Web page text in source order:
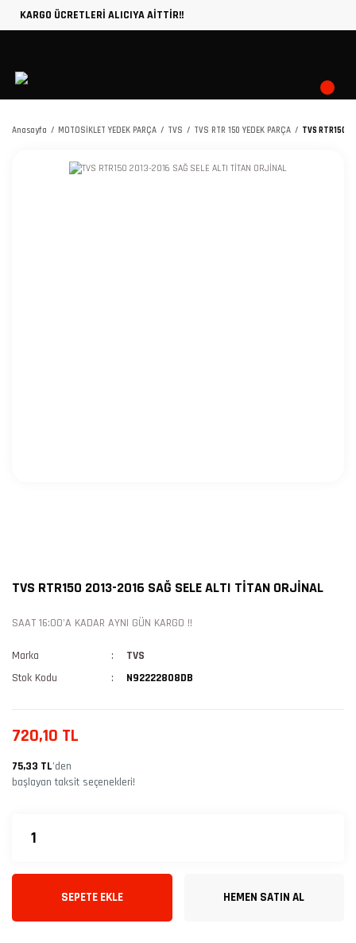
KARGO ÜCRETLERİ ALICIYA AİTTİR!!
Anasayfa MOTOSİKLET YEDEK PARÇA TVS TVS RTR 150 YEDEK PARÇA TVS RTR150
TVS RTR150 2013-2016 SAĞ SELE ALTI TİTAN ORJİNAL
SAAT 16:00'A KADAR AYNI GÜN KARGO !!
Marka
TVS
Stok Kodu
N92222808DB
720,10 TL
75,33 TL’den
başlayan taksit seçenekleri!
SEPETE EKLE HEMEN SATIN AL